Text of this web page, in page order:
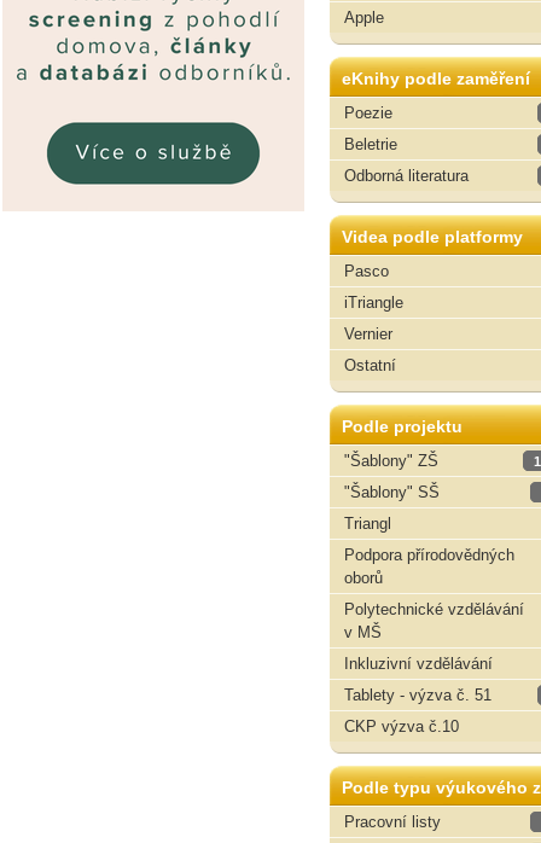
Apple
eKnihy podle zaměření
Poezie
Beletrie
Odborná literatura
Videa podle platformy
Pasco
iTriangle
Vernier
Ostatní
Podle projektu
"Šablony" ZŠ
"Šablony" SŠ
Triangl
Podpora přírodovědných
oborů
Polytechnické vzdělávání
v MŠ
Inkluzivní vzdělávání
Tablety - výzva č. 51
CKP výzva č.10
Podle typu výukového
Pracovní listy